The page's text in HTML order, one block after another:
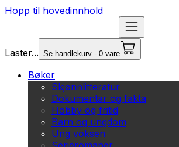
Hopp til hovedinnhold
Laster... Se handlekurv - 0 vare
Bøker
Skjønnlitteratur
Dokumentar og fakta
Hobby og fritid
Barn og ungdom
Ung voksen